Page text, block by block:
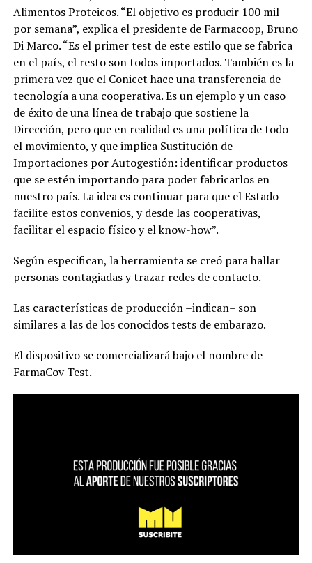
Alimentos Proteicos. “El objetivo es producir 100 mil
por semana”, explica el presidente de Farmacoop, Bruno
Di Marco. “Es el primer test de este estilo que se fabrica
en el país, el resto son todos importados. También es la
primera vez que el Conicet hace una transferencia de
tecnología a una cooperativa. Es un ejemplo y un caso
de éxito de una línea de trabajo que sostiene la
Dirección, pero que en realidad es una política de todo
el movimiento, y que implica Sustitución de
Importaciones por Autogestión: identificar productos
que se estén importando para poder fabricarlos en
nuestro país. La idea es continuar para que el Estado
facilite estos convenios, y desde las cooperativas,
facilitar el espacio físico y el know-how”.
Según especifican, la herramienta se creó para hallar
personas contagiadas y trazar redes de contacto.
Las características de producción –indican– son
similares a las de los conocidos tests de embarazo.
El dispositivo se comercializará bajo el nombre de
FarmaCov Test.